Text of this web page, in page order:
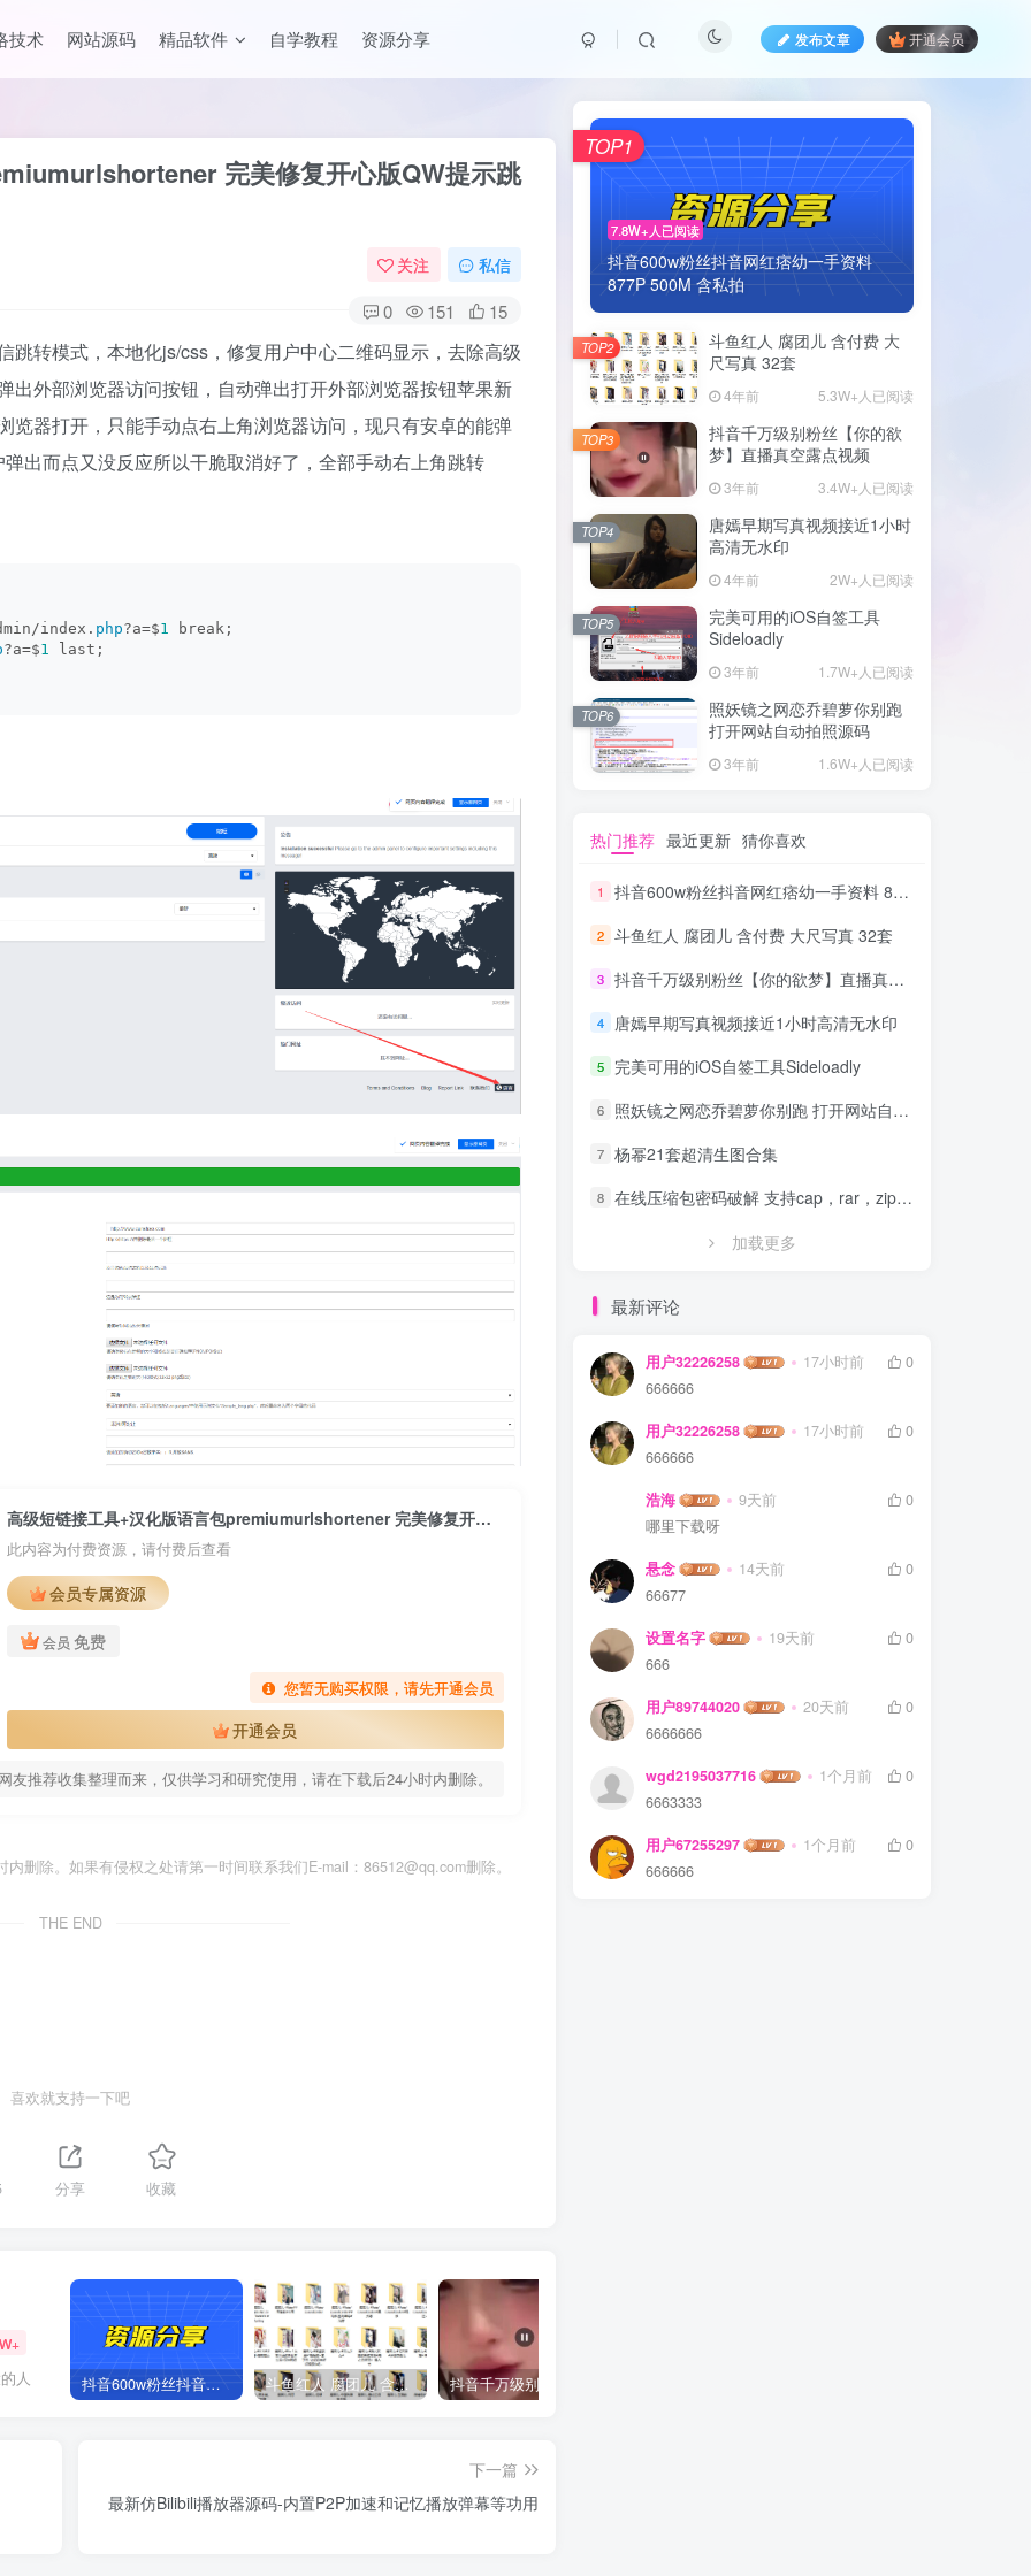
技术 网站源码 精品软件 自学教程 资源分享 发布文章 开通会员
完美修复开心版QW提示跳
关注 私信
0 151 15
跳转模式，本地化js/css，修复用户中心二维码显示，去除高级
出外部浏览器访问按钮，自动弹出打开外部浏览器按钮苹果新
览器打开，只能手动点右上角浏览器访问，现只有安卓的能弹
出而点又没反应所以干脆取消好了，全部手动右上角跳转
index. php?a=$1 break;
?a=$1 last;
高级短链接工具+汉化版语言包premiumurlshortener 完美修复开心版QW提示跳转
此内容为付费资源，请付费后查看
会员专属资源
会员 免费
您暂无购买权限，请先开通会员
开通会员
友推荐收集整理而来，仅供学习和研究使用，请在下载后24小时内删除。
删除。如果有侵权之处请第一时间联系我们E-mail：86512@qq.com删除。
THE END
喜欢就支持一下吧
分享 收藏
人 抖音600w粉丝抖音网红痞幼一手资料 877P 500M 含私拍 斗鱼红人 腐团儿 含付费 大尺写真 32套
下一篇
最新仿Bilibili播放器源码-内置P2P加速和记忆播放弹幕等功用
7.8W+人已阅读
抖音600w粉丝抖音网红痞幼一手资料
877P 500M 含私拍
TOP1
斗鱼红人 腐团儿 含付费 大
尺写真 32套
4年前 5.3W+人已阅读
TOP2
抖音千万级别粉丝【你的欲
梦】直播真空露点视频
3年前 3.4W+人已阅读
TOP3
唐嫣早期写真视频接近1小时
高清无水印
4年前 2W+人已阅读
TOP4
完美可用的iOS自签工具
Sideloadly
3年前 1.7W+人已阅读
TOP5
照妖镜之网恋乔碧萝你别跑
打开网站自动拍照源码
3年前 1.6W+人已阅读
TOP6
热门推荐 最近更新 猜你喜欢
1 抖音600w粉丝抖音网红痞幼一手资料 877P 500M 含私拍
2 斗鱼红人 腐团儿 含付费 大尺写真 32套
3 抖音千万级别粉丝【你的欲梦】直播真空露点视频
4 唐嫣早期写真视频接近1小时高清无水印
5 完美可用的iOS自签工具Sideloadly
6 照妖镜之网恋乔碧萝你别跑 打开网站自动拍照源码
7 杨幂21套超清生图合集
8 在线压缩包密码破解 支持cap，rar，zip，7z，excel，ppt，word，office等文件
加载更多
最新评论
用户32226258 17小时前
0
666666
用户32226258 17小时前
0
666666
浩海 9天前
0
哪里下载呀
悬念 14天前
0
66677
设置名字 19天前
0
666
用户89744020 20天前
0
6666666
wgd2195037716 1个月前
0
6663333
用户67255297 1个月前
0
666666